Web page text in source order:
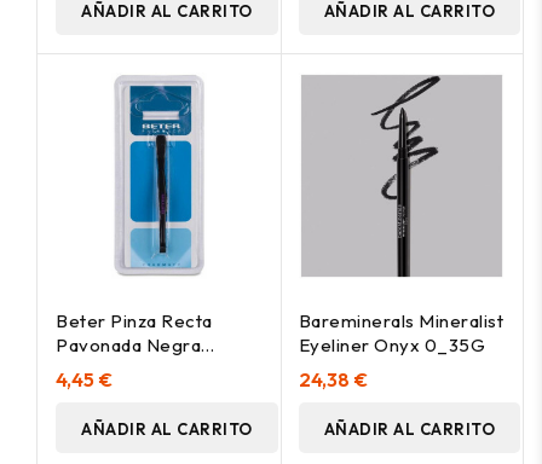
AÑADIR AL CARRITO AÑADIR AL CARRITO
Beter Pinza Recta
Pavonada Negra
7_5Cm 1Ud
4,45 €
AÑADIR AL CARRITO
Bareminerals Mineralist
Eyeliner Onyx 0_35G
24,38 €
AÑADIR AL CARRITO